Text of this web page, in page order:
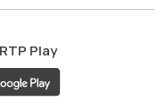
RTP Play